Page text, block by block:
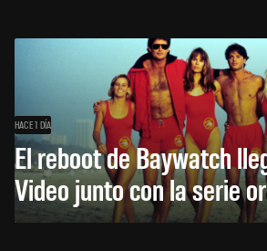
HACE 1 DÍA
El reboot de Baywatch
Video junto con la serie